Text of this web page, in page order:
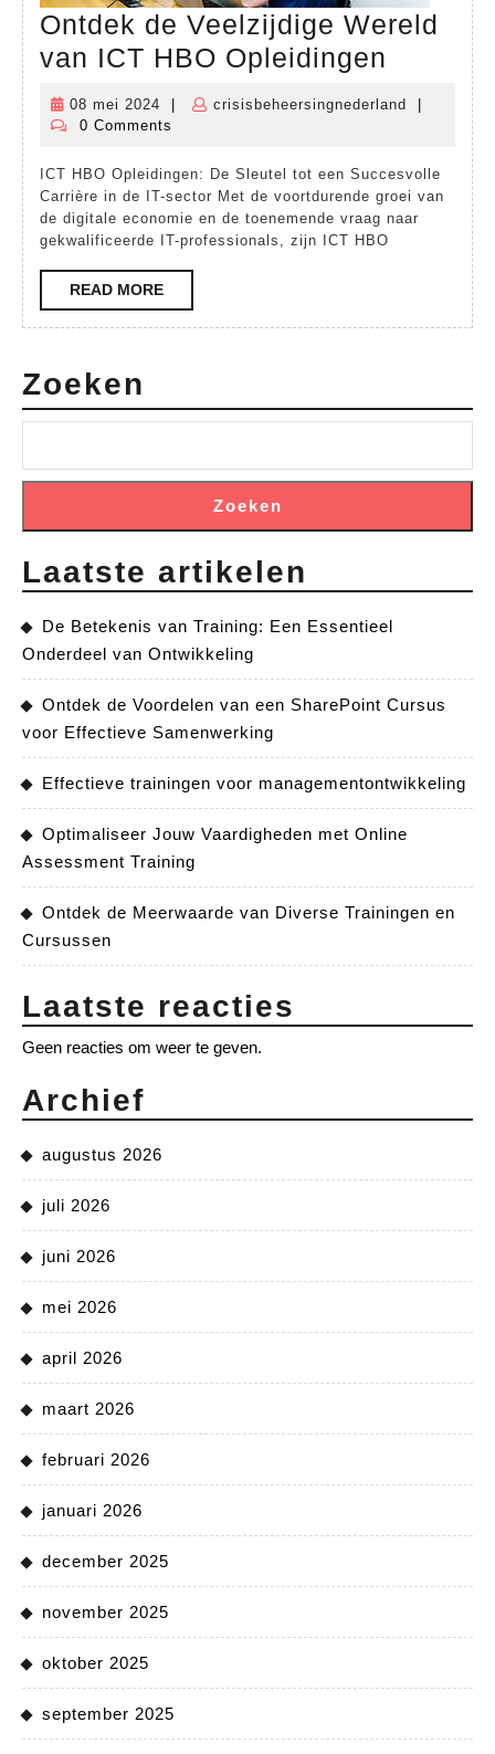
Ontdek de Veelzijdige Wereld
van ICT HBO Opleidingen Ontdek
Wereld
van
ICT
08 mei 2024
08
mei
crisisbeheersingnederland
0 Comments
ICT HBO Opleidingen: De Sleutel tot een Succesvolle
Carrière in de IT-sector Met de voortdurende groei van
de digitale economie en de toenemende vraag naar
gekwalificeerde IT-professionals, zijn ICT HBO
READ MOREREAD
MORE
Zoeken
Zoeken
Laatste artikelen
De Betekenis van Training: Een Essentieel
Onderdeel van Ontwikkeling
Ontdek de Voordelen van een SharePoint Cursus
voor Effectieve Samenwerking
Effectieve trainingen voor managementontwikkeling
Optimaliseer Jouw Vaardigheden met Online
Assessment Training
Ontdek de Meerwaarde van Diverse Trainingen en
Cursussen
Laatste reacties
Geen reacties om weer te geven.
Archief
augustus 2026
juli 2026
juni 2026
mei 2026
april 2026
maart 2026
februari 2026
januari 2026
december 2025
november 2025
oktober 2025
september 2025